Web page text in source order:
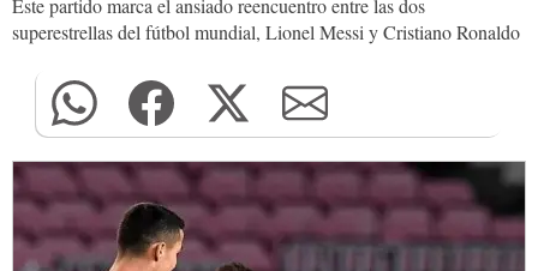
Este partido marca el ansiado reencuentro entre las dos
superestrellas del fútbol mundial, Lionel Messi y Cristiano Ronaldo